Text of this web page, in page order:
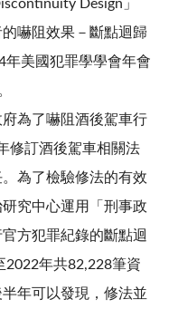
Design」
嚇阻效果－斷點迴歸
年美國犯罪學學會年會
為了嚇阻酒後駕車行
修訂酒後駕車相關法
為了檢驗修法的有效
究中心運用「刑事政
方犯罪紀錄的斷點迴
2022年共82,228筆資
年可以發現，修法並